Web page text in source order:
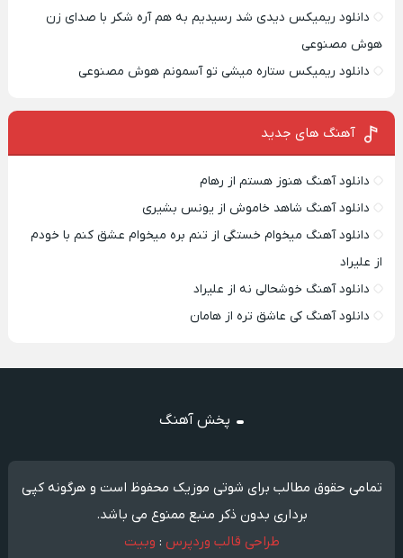
دانلود ریمیکس دیدی شد رسیدیم به هم آره شکر با صدای زن
هوش مصنوعی
دانلود ریمیکس ستاره میشی تو آسمونم هوش مصنوعی
آهنگ های جدید
دانلود آهنگ هنوز هستم از رهام
دانلود آهنگ شاهد خاموش از یونس بشیری
دانلود آهنگ میخوام خستگی از تنم بره میخوام عشق کنم با خودم
از علیراد
دانلود آهنگ خوشحالی نه از علیراد
دانلود آهنگ کی عاشق تره از هامان
پخش آهنگ
تمامی حقوق مطالب برای شوتی موزیک محفوظ است و هرگونه کپی
برداری بدون ذکر منبع ممنوع می باشد.
طراحی قالب وردپرس : وبیت